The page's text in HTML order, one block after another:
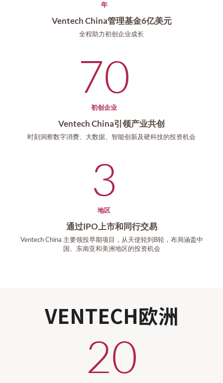
年
Ventech China管理基金6亿美元
全程助力初创企业成长
70
初创企业
Ventech China引领产业共创
时刻洞察数字消费、大数据、智能创新及硬科技的投资机会
3
地区
通过IPO上市和同行交易
Ventech China 主要领投早期项目，从天使轮到B轮，布局涵盖中
国、东南亚和美洲地区的投资机会
VENTECH欧洲
20